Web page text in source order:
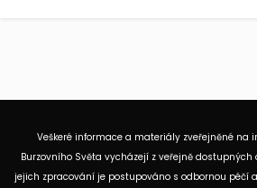
Veškeré informace a materiály zveřejněné na
Burzovního Světa vycházejí z veřejně dostupných
jejich zpracování je postupováno s odbornou péčí